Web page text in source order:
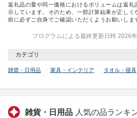
返礼品の量や同一価格におけるボリュームは返
示しています。そのため、一部計算結果が正し
前に必ずご自身でご確認いただくようお願いしま
プログラムによる最終更新日時 2026
カテゴリ
雑貨・日用品 家具・インテリア タオル・寝具
雑貨・日用品 人気の品ランキ